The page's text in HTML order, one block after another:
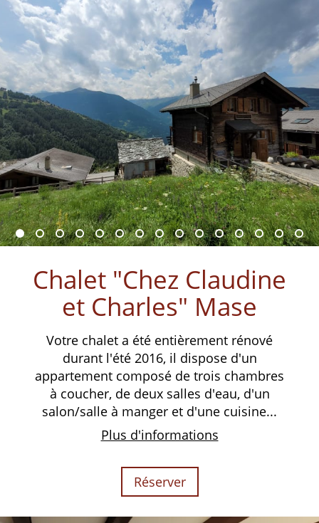
Chalet "Chez Claudine
et Charles" Mase
Votre chalet a été entièrement rénové
durant l'été 2016, il dispose d'un
appartement composé de trois chambres
à coucher, de deux salles d'eau, d'un
salon/salle à manger et d'une cuisine...
Plus d'informations
Réserver